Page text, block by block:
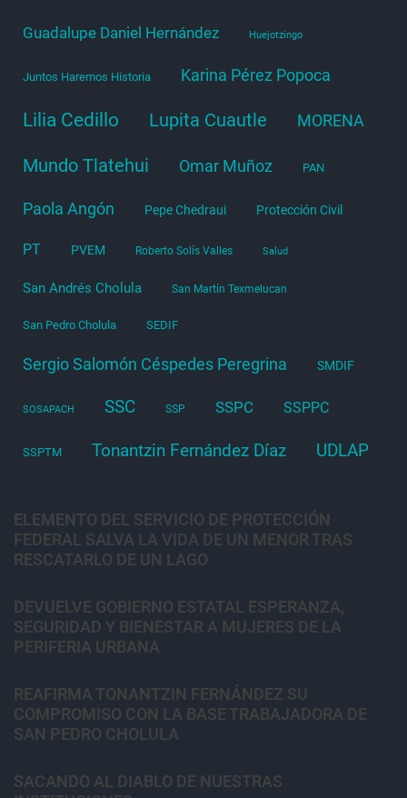
Guadalupe Daniel Hernández Huejotzingo
Juntos Haremos Historia Karina Pérez Popoca
Lilia Cedillo Lupita Cuautle MORENA
Mundo Tlatehui Omar Muñoz PAN
Paola Angón Pepe Chedraui Protección Civil
PT PVEM Roberto Solís Valles Salud
San Andrés Cholula San Martín Texmelucan
San Pedro Cholula SEDIF
Sergio Salomón Céspedes Peregrina SMDIF
SOSAPACH SSC SSP SSPC SSPPC
SSPTM Tonantzin Fernández Díaz UDLAP
ELEMENTO DEL SERVICIO DE PROTECCIÓN
FEDERAL SALVA LA VIDA DE UN MENOR TRAS
RESCATARLO DE UN LAGO
DEVUELVE GOBIERNO ESTATAL ESPERANZA,
SEGURIDAD Y BIENESTAR A MUJERES DE LA
PERIFERIA URBANA
REAFIRMA TONANTZIN FERNÁNDEZ SU
COMPROMISO CON LA BASE TRABAJADORA DE
SAN PEDRO CHOLULA
SACANDO AL DIABLO DE NUESTRAS